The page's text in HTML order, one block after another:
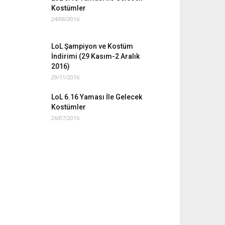
Kostümler
24/08/2016
LoL Şampiyon ve Kostüm
İndirimi (29 Kasım-2 Aralık
2016)
29/11/2016
LoL 6.16 Yaması İle Gelecek
Kostümler
26/07/2016